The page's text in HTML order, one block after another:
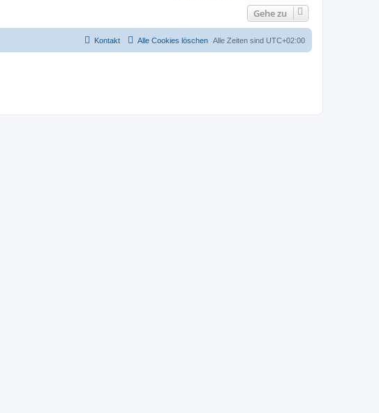
Gehe zu
Alle Zeiten sind UTC+02:00
Alle Cookies löschen
Kontakt